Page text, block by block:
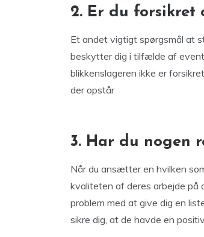
2. Er du forsikret
Et andet vigtigt spørgsmål at
beskytter dig i tilfælde af
blikkenslageren ikke er
der opstår
3. Har du nogen
Når du ansætter en hvilken
kvaliteten af deres arbejde på
problem med at give dig en
sikre dig, at de havde en